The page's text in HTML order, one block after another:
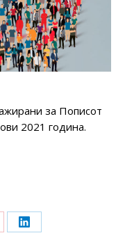
за Пописот
2021 година.
Share